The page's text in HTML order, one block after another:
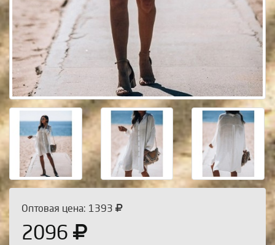
Оптовая цена: 1393
2096